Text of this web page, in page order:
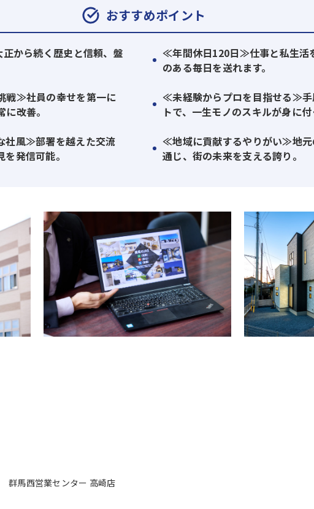
おすすめポイント
から続く歴史と信頼、盤
≪年間休日120日≫仕事と私生活
のある毎日を送れます。
戦≫社員の幸せを第一に
改善。
≪未経験からプロを目指せる≫手
トで、一生モノのスキルが身に付
社風≫部署を越えた交流
発信可能。
≪地域に貢献するやりがい≫地元
通じ、街の未来を支える誇り。
群馬西営業センター 高崎店